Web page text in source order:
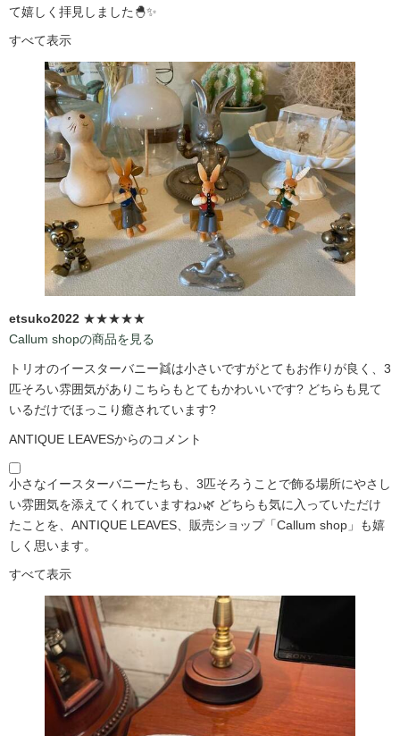
て嬉しく拝見しました🐣✨
すべて表示
etsuko2022 ★★★★★
Callum shopの商品を見る
トリオのイースターバニー👯は小さいですがとてもお作りが良く、3
匹そろい雰囲気がありこちらもとてもかわいいです?️ どちらも見て
いるだけでほっこり癒されています?️
ANTIQUE LEAVESからのコメント
小さなイースターバニーたちも、3匹そろうことで飾る場所にやさし
い雰囲気を添えてくれていますね♪🌿 どちらも気に入っていただけ
たことを、ANTIQUE LEAVES、販売ショップ「Callum shop」も嬉
しく思います。
すべて表示